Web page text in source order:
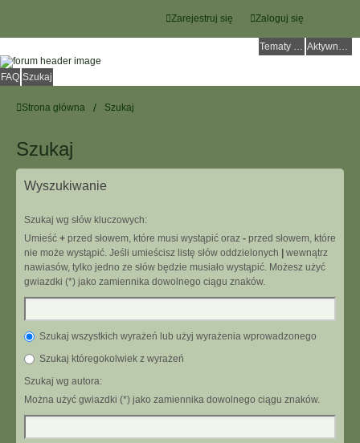
Zaloguj się
Zarejestruj się
Tematy bez odpowiedzi Aktywne tematy
FAQ Szukaj
Strona główna Szukaj
Szukaj
Wyszukiwanie
Szukaj wg słów kluczowych:
Umieść + przed słowem, które musi wystąpić oraz - przed słowem, które
nie może wystąpić. Jeśli umieścisz listę słów oddzielonych
wewnątrz
nawiasów, tylko jedno ze słów będzie musiało wystąpić. Możesz użyć
gwiazdki (*) jako zamiennika dowolnego ciągu znaków.
Szukaj wszystkich wyrażeń lub użyj wyrażenia wprowadzonego
Szukaj któregokolwiek z wyrażeń
Szukaj wg autora:
Można użyć gwiazdki (*) jako zamiennika dowolnego ciągu znaków.